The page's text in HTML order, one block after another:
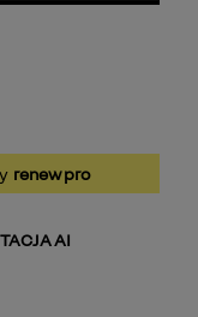
renew pro
AI